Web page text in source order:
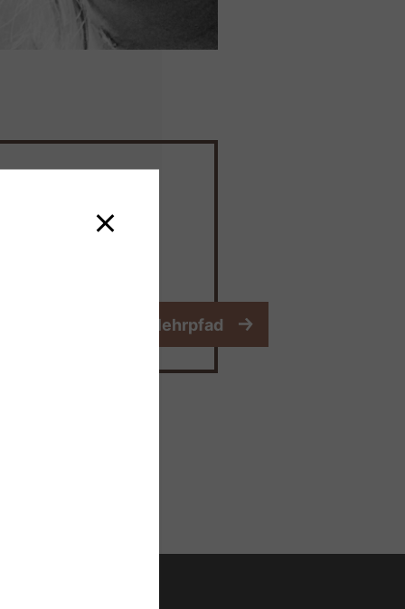
hier
zum digitalen Atemlehrpfad